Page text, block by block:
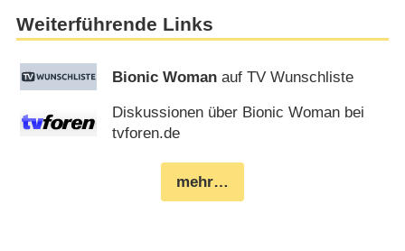
Weiterführende Links
Bionic Woman auf TV Wunschliste
Diskussionen über Bionic Woman bei
tvforen.de
mehr…